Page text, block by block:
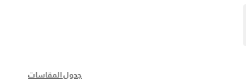
جدول المقاسات